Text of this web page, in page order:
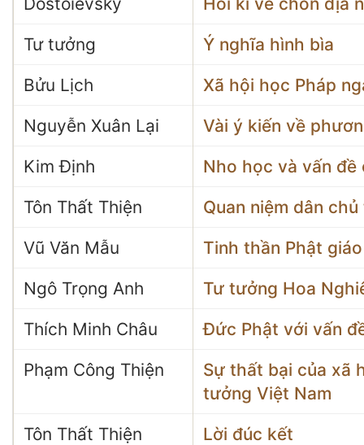
Tư tưởng
Ý nghĩa hình bìa
Bửu Lịch
Xã hội học Pháp
Nguyễn Xuân Lại
Vài ý kiến về
Kim Định
Nho học và vấn
Tôn Thất Thiện
Quan niệm dân
Vũ Văn Mẫu
Tinh thần Phật
Ngô Trọng Anh
Tư tưởng Hoa
Thích Minh Châu
Đức Phật với vấn
Phạm Công Thiện
Sự thất bại của xã
tưởng Việt Nam
Tôn Thất Thiện
Lời đúc kết